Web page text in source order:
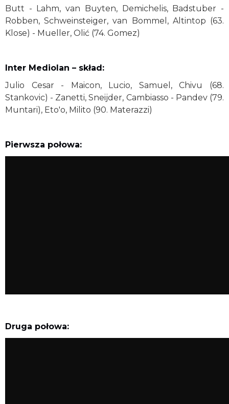
Butt - Lahm, van Buyten, Demichelis, Badstuber -
Robben, Schweinsteiger, van Bommel, Altintop (63.
Klose) - Mueller, Olić (74. Gomez)
Inter Mediolan – skład:
Julio Cesar - Maicon, Lucio, Samuel, Chivu (68.
Stankovic) - Zanetti, Sneijder, Cambiasso - Pandev (79.
Muntari), Eto'o, Milito (90. Materazzi)
Pierwsza połowa:
Druga połowa: